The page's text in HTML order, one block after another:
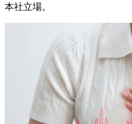
本社立場。